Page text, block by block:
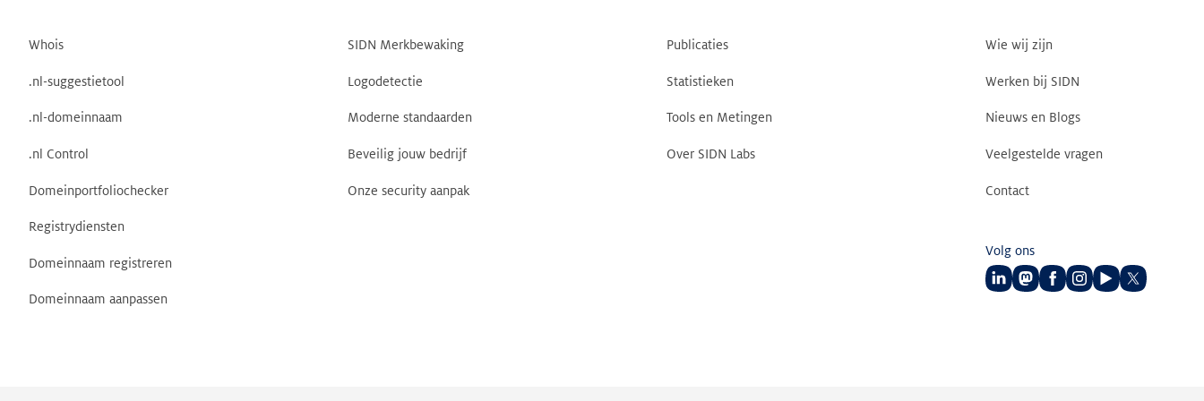
Whois
.nl-suggestietool
.nl-domeinnaam
.nl Control
Domeinportfoliochecker
Registrydiensten
Domeinnaam registreren
Domeinnaam aanpassen
SIDN Merkbewaking
Logodetectie
Moderne standaarden
Beveilig jouw bedrijf
Onze security aanpak
Publicaties
Statistieken
Tools en Metingen
Over SIDN Labs
Wie wij zijn
Werken bij SIDN
Nieuws en Blogs
Veelgestelde vragen
Contact
Volg ons